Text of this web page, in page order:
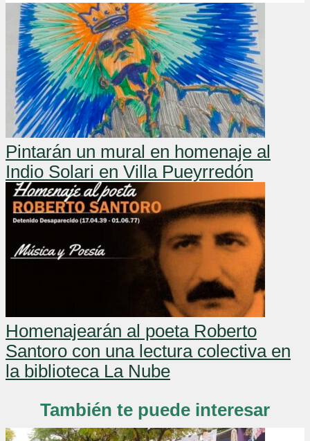
Pintarán un mural en homenaje al
Indio Solari en Villa Pueyrredón
Homenajearán al poeta Roberto
Santoro con una lectura colectiva en
la biblioteca La Nube
También te puede interesar